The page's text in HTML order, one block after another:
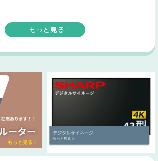
もっと見る！